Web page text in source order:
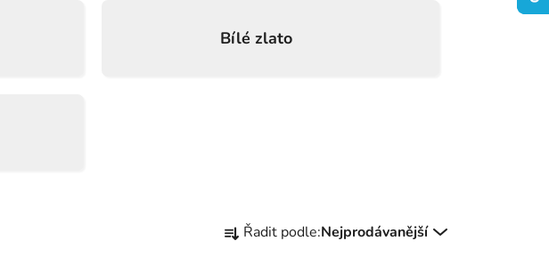
Bílé zlato
Ř
a Řadit podle:Nejprodávanější